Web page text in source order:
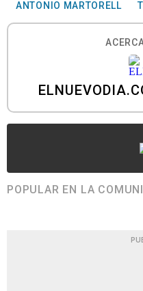
ANTONIO MARTORELL
POPULAR EN LA